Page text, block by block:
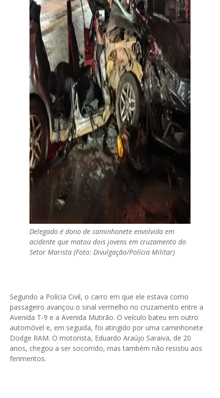
Delegado é dono de caminhonete envolvida em
acidente que matou dois jovens em cruzamento do
Setor Marista (Foto: Divulgação/Polícia Militar)
Segundo a Polícia Civil, o carro em que ele estava como
passageiro avançou o sinal vermelho no cruzamento entre a
Avenida T-9 e a Avenida Mutirão. O veículo bateu em outro
automóvel e, em seguida, foi atingido por uma caminhonete
Dodge RAM. O motorista, Eduardo Araújo Saraiva, de 20
anos, chegou a ser socorrido, mas também não resistiu aos
ferimentos.